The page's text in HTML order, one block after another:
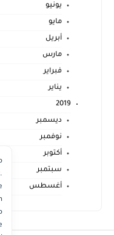
يونيو
مايو
أبريل
مارس
فبراير
يناير
2019
ديسمبر
نوفمبر
أكتوبر
سبتمبر
أغسطس